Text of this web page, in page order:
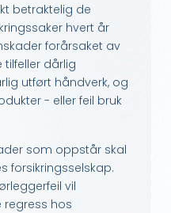
betraktelig de
hvert år
forårsaket av
dårlig
utført håndverk, og
- eller feil bruk
som oppstår skal
forsikringsselskap.
vil
regress hos